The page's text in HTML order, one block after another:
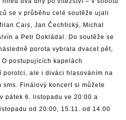
se v průběhu celé soutěže ujali
Cais, Jan Čechtický, Michal
a Petr Dokládal. Do soutěže se
porota vybrala dvacet pět,
postupujících kapelách
porotci, ale i diváci hlasováním na
Finálový koncert si můžete
pátek 6. listopadu ve 20:00 a
od 20:00, 15.11. od 14:00